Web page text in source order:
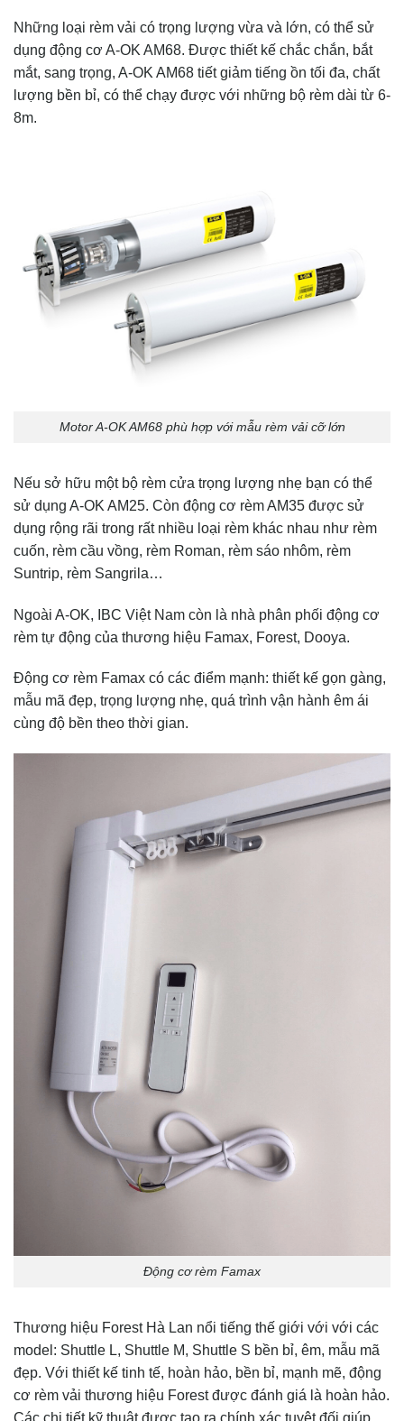
Những loại rèm vải có trọng lượng vừa và lớn, có thể sử
dụng động cơ A-OK AM68. Được thiết kế chắc chắn, bắt
mắt, sang trọng, A-OK AM68 tiết giảm tiếng ồn tối đa, chất
lượng bền bỉ, có thể chạy được với những bộ rèm dài từ 6-
8m.
Motor A-OK AM68 phù hợp với mẫu rèm vải cỡ lớn
Nếu sở hữu một bộ rèm cửa trọng lượng nhẹ bạn có thể
sử dụng A-OK AM25. Còn động cơ rèm AM35 được sử
dụng rộng rãi trong rất nhiều loại rèm khác nhau như rèm
cuốn, rèm cầu vồng, rèm Roman, rèm sáo nhôm, rèm
Suntrip, rèm Sangrila…
Ngoài A-OK, IBC Việt Nam còn là nhà phân phối động cơ
rèm tự động của thương hiệu Famax, Forest, Dooya.
Động cơ rèm Famax có các điểm mạnh: thiết kế gọn gàng,
mẫu mã đẹp, trọng lượng nhẹ, quá trình vận hành êm ái
cùng độ bền theo thời gian.
Động cơ rèm Famax
Thương hiệu Forest Hà Lan nổi tiếng thế giới với với các
model: Shuttle L, Shuttle M, Shuttle S bền bỉ, êm, mẫu mã
đẹp. Với thiết kế tinh tế, hoàn hảo, bền bỉ, mạnh mẽ, động
cơ rèm vải thương hiệu Forest được đánh giá là hoàn hảo.
Các chi tiết kỹ thuật được tạo ra chính xác tuyệt đối giúp